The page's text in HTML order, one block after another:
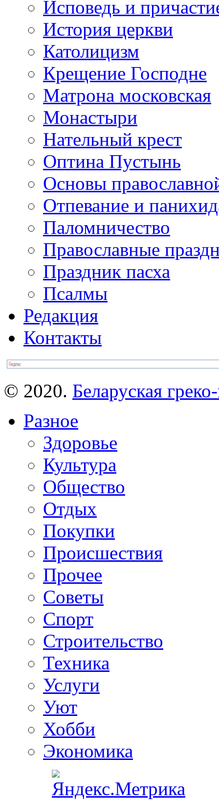
Исповедь и
История церкви
Католицизм
Крещение Господне
Матрона московская
Монастыри
Нательный крест
Оптина Пустынь
Основы
Отпевание и
Паломничество
Православные
Праздник пасха
Псалмы
Редакция
Контакты
© 2020. Беларуская
Разное
Здоровье
Культура
Общество
Отдых
Покупки
Происшествия
Прочее
Советы
Спорт
Строительство
Техника
Услуги
Уют
Хобби
Экономика